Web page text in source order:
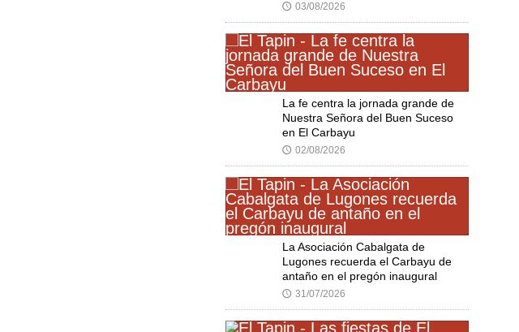
🕔 03/08/2026
La fe centra la jornada grande de
Nuestra Señora del Buen Suceso
en El Carbayu
🕔 02/08/2026
La Asociación Cabalgata de
Lugones recuerda el Carbayu de
antaño en el pregón inaugural
🕔 31/07/2026